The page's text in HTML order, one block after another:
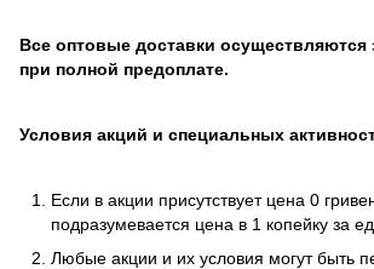
Все оптовые доставки осуществляются
при полной предоплате.
Условия акций и специальных
Если в акции присутствует цена 0
подразумевается цена в 1 копейку за
Любые акции и их условия могут быть